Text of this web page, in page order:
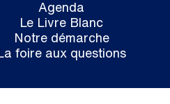
Agenda
Le Livre Blanc
Notre démarche
La foire aux questions